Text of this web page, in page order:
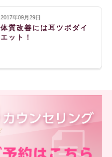
2017年09月29日
体質改善には耳ツボダイ
エット！